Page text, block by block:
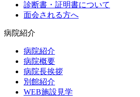
診断書・証明書について
面会される方へ
病院紹介
病院紹介
病院概要
病院長挨拶
別館紹介
WEB施設見学